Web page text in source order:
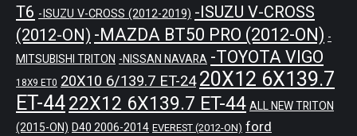
T6 -ISUZU V-CROSS (2012-2019) -ISUZU V-CROSS
(2012-ON) -MAZDA BT50 PRO (2012-ON) -
MITSUBISHI TRITON -NISSAN NAVARA -TOYOTA VIGO
18X9 ET0 20X10 6/139.7 ET-24 20X12 6X139.7
ET-4422X12 6X139.7 ET-44 ALL NEW TRITON
(2015-ON) D40 2006-2014 EVEREST (2012-ON) ford